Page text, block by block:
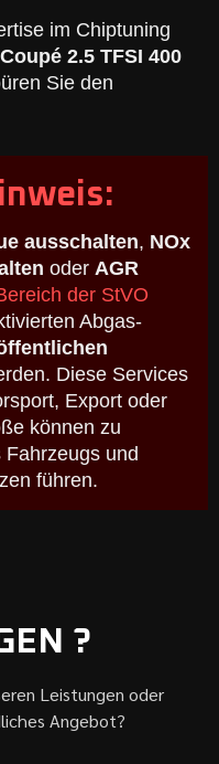
im Chiptuning
2.5 TFSI 400
Sie den
ausschalten, NOx
oder AGR
der StVO
Abgas-
Diese Services
Export oder
können zu
und
führen.
?
Leistungen oder
Angebot?